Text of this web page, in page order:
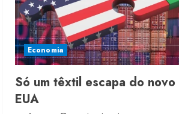
Economia
Só um têxtil escapa do
EUA
3
Renata Caixeta
Sou de Algodão
5 de agosto de 2026